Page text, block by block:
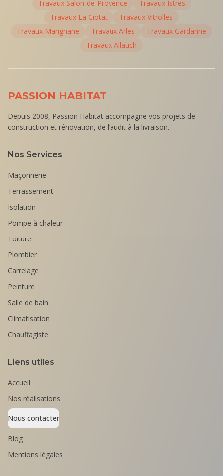
Travaux Salon-de-Provence Travaux Istres
Travaux La Ciotat Travaux Vitrolles
Travaux Marignane Travaux Arles Travaux Gardanne
Travaux Allauch
PASSION HABITAT
Depuis 2008, Passion Habitat accompagne vos projets de
construction et rénovation, de l’audit à la livraison.
Nos Services
Maçonnerie
Terrassement
Isolation
Pompe à chaleur
Toiture
Plombier
Carrelage
Peinture
Salle de bain
Climatisation
Chauffagiste
Liens utiles
Accueil
Nos réalisations
Nous contacter
Blog
Mentions légales